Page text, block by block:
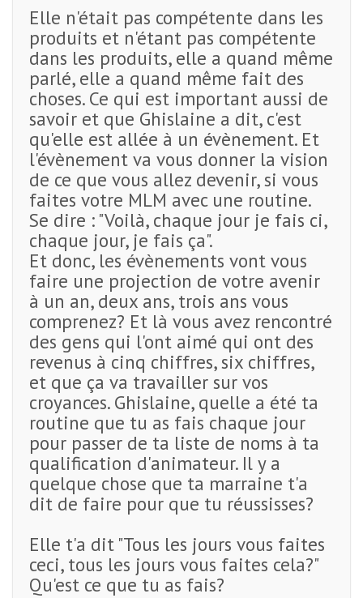
Elle n'était pas compétente dans les
produits et n'étant pas compétente
dans les produits, elle a quand même
parlé, elle a quand même fait des
choses. Ce qui est important aussi de
savoir et que Ghislaine a dit, c'est
qu'elle est allée à un évènement. Et
l'évènement va vous donner la vision
de ce que vous allez devenir, si vous
faites votre MLM avec une routine.
Se dire : "Voilà, chaque jour je fais ci,
chaque jour, je fais ça".
Et donc, les évènements vont vous
faire une projection de votre avenir
à un an, deux ans, trois ans vous
comprenez? Et là vous avez rencontré
des gens qui l'ont aimé qui ont des
revenus à cinq chiffres, six chiffres,
et que ça va travailler sur vos
croyances. Ghislaine, quelle a été ta
routine que tu as fais chaque jour
pour passer de ta liste de noms à ta
qualification d'animateur. Il y a
quelque chose que ta marraine t'a
dit de faire pour que tu réussisses?
Elle t'a dit "Tous les jours vous faites
ceci, tous les jours vous faites cela?"
Qu'est ce que tu as fais?